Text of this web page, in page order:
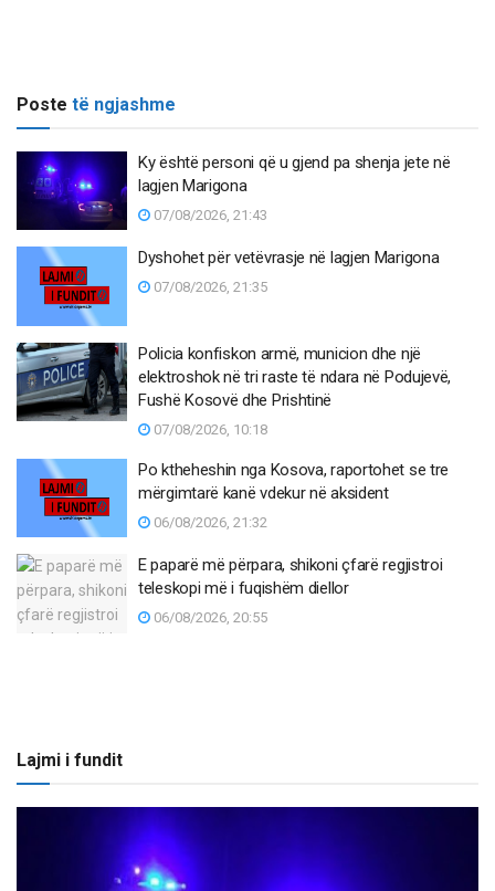
Poste të ngjashme
Ky është personi që u gjend pa shenja jete në
lagjen Marigona
07/08/2026, 21:43
Dyshohet për vetëvrasje në lagjen Marigona
07/08/2026, 21:35
Policia konfiskon armë, municion dhe një
elektroshok në tri raste të ndara në Podujevë,
Fushë Kosovë dhe Prishtinë
07/08/2026, 10:18
Po ktheheshin nga Kosova, raportohet se tre
mërgimtarë kanë vdekur në aksident
06/08/2026, 21:32
E paparë më përpara, shikoni çfarë regjistroi
teleskopi më i fuqishëm diellor
06/08/2026, 20:55
Lajmi i fundit